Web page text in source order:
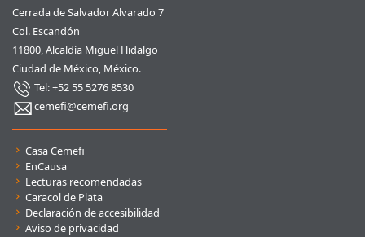
Cerrada de Salvador Alvarado 7
Col. Escandón
11800, Alcaldía Miguel Hidalgo
Ciudad de México, México.
Tel: +52 55 5276 8530
cemefi@cemefi.org
Casa Cemefi
EnCausa
Lecturas recomendadas
Caracol de Plata
Declaración de accesibilidad
Aviso de privacidad